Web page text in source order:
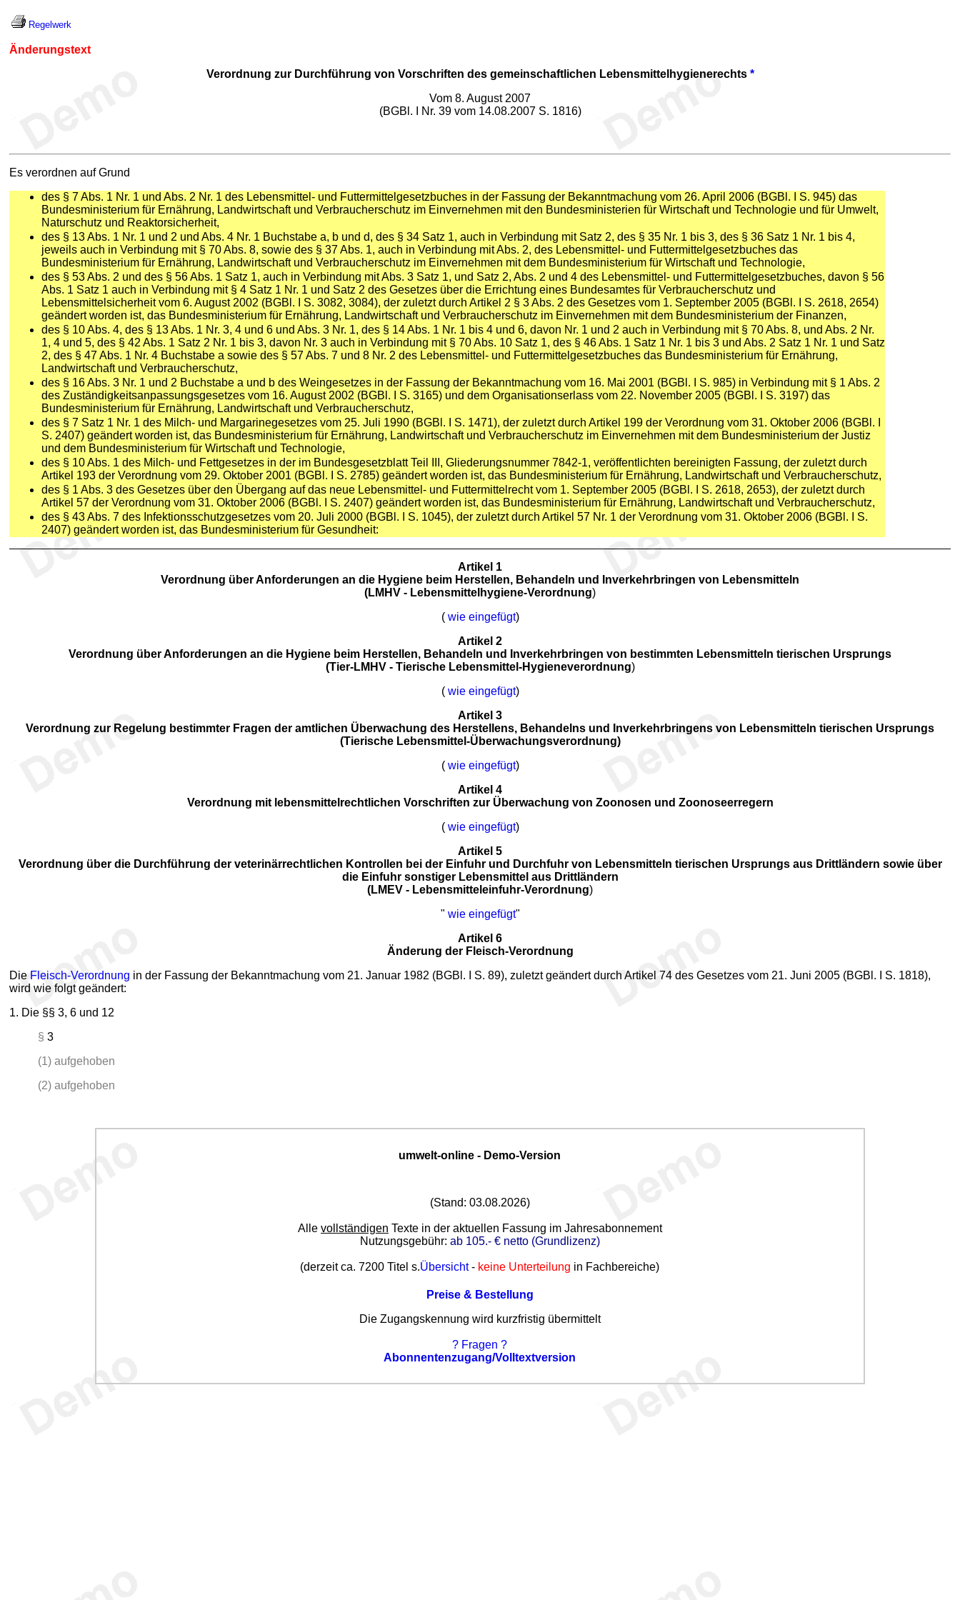
Regelwerk
Änderungstext
Verordnung zur Durchführung von Vorschriften des gemeinschaftlichen Lebensmittelhygienerechts *
Vom 8. August 2007
(BGBl. I Nr. 39 vom 14.08.2007 S. 1816)
Es verordnen auf Grund
des § 7 Abs. 1 Nr. 1 und Abs. 2 Nr. 1 des Lebensmittel- und Futtermittelgesetzbuches in der Fassung der Bekanntmachung vom 26. April 2006 (BGBl. I S. 945) das
Bundesministerium für Ernährung, Landwirtschaft und Verbraucherschutz im Einvernehmen mit den Bundesministerien für Wirtschaft und Technologie und für Umwelt,
Naturschutz und Reaktorsicherheit,
des § 13 Abs. 1 Nr. 1 und 2 und Abs. 4 Nr. 1 Buchstabe a, b und d, des § 34 Satz 1, auch in Verbindung mit Satz 2, des § 35 Nr. 1 bis 3, des § 36 Satz 1 Nr. 1 bis 4,
jeweils auch in Verbindung mit § 70 Abs. 8, sowie des § 37 Abs. 1, auch in Verbindung mit Abs. 2, des Lebensmittel- und Futtermittelgesetzbuches das
Bundesministerium für Ernährung, Landwirtschaft und Verbraucherschutz im Einvernehmen mit dem Bundesministerium für Wirtschaft und Technologie,
des § 53 Abs. 2 und des § 56 Abs. 1 Satz 1, auch in Verbindung mit Abs. 3 Satz 1, und Satz 2, Abs. 2 und 4 des Lebensmittel- und Futtermittelgesetzbuches, davon § 56
Abs. 1 Satz 1 auch in Verbindung mit § 4 Satz 1 Nr. 1 und Satz 2 des Gesetzes über die Errichtung eines Bundesamtes für Verbraucherschutz und
Lebensmittelsicherheit vom 6. August 2002 (BGBl. I S. 3082, 3084), der zuletzt durch Artikel 2 § 3 Abs. 2 des Gesetzes vom 1. September 2005 (BGBl. I S. 2618, 2654)
geändert worden ist, das Bundesministerium für Ernährung, Landwirtschaft und Verbraucherschutz im Einvernehmen mit dem Bundesministerium der Finanzen,
des § 10 Abs. 4, des § 13 Abs. 1 Nr. 3, 4 und 6 und Abs. 3 Nr. 1, des § 14 Abs. 1 Nr. 1 bis 4 und 6, davon Nr. 1 und 2 auch in Verbindung mit § 70 Abs. 8, und Abs. 2 Nr.
1, 4 und 5, des § 42 Abs. 1 Satz 2 Nr. 1 bis 3, davon Nr. 3 auch in Verbindung mit § 70 Abs. 10 Satz 1, des § 46 Abs. 1 Satz 1 Nr. 1 bis 3 und Abs. 2 Satz 1 Nr. 1 und Satz
2, des § 47 Abs. 1 Nr. 4 Buchstabe a sowie des § 57 Abs. 7 und 8 Nr. 2 des Lebensmittel- und Futtermittelgesetzbuches das Bundesministerium für Ernährung,
Landwirtschaft und Verbraucherschutz,
des § 16 Abs. 3 Nr. 1 und 2 Buchstabe a und b des Weingesetzes in der Fassung der Bekanntmachung vom 16. Mai 2001 (BGBl. I S. 985) in Verbindung mit § 1 Abs. 2
des Zuständigkeitsanpassungsgesetzes vom 16. August 2002 (BGBl. I S. 3165) und dem Organisationserlass vom 22. November 2005 (BGBl. I S. 3197) das
Bundesministerium für Ernährung, Landwirtschaft und Verbraucherschutz,
des § 7 Satz 1 Nr. 1 des Milch- und Margarinegesetzes vom 25. Juli 1990 (BGBl. I S. 1471), der zuletzt durch Artikel 199 der Verordnung vom 31. Oktober 2006 (BGBl. I
S. 2407) geändert worden ist, das Bundesministerium für Ernährung, Landwirtschaft und Verbraucherschutz im Einvernehmen mit dem Bundesministerium der Justiz
und dem Bundesministerium für Wirtschaft und Technologie,
des § 10 Abs. 1 des Milch- und Fettgesetzes in der im Bundesgesetzblatt Teil III, Gliederungsnummer 7842-1, veröffentlichten bereinigten Fassung, der zuletzt durch
Artikel 193 der Verordnung vom 29. Oktober 2001 (BGBl. I S. 2785) geändert worden ist, das Bundesministerium für Ernährung, Landwirtschaft und Verbraucherschutz,
des § 1 Abs. 3 des Gesetzes über den Übergang auf das neue Lebensmittel- und Futtermittelrecht vom 1. September 2005 (BGBl. I S. 2618, 2653), der zuletzt durch
Artikel 57 der Verordnung vom 31. Oktober 2006 (BGBl. I S. 2407) geändert worden ist, das Bundesministerium für Ernährung, Landwirtschaft und Verbraucherschutz,
des § 43 Abs. 7 des Infektionsschutzgesetzes vom 20. Juli 2000 (BGBl. I S. 1045), der zuletzt durch Artikel 57 Nr. 1 der Verordnung vom 31. Oktober 2006 (BGBl. I S.
2407) geändert worden ist, das Bundesministerium für Gesundheit:
Artikel 1
Verordnung über Anforderungen an die Hygiene beim Herstellen, Behandeln und Inverkehrbringen von Lebensmitteln
(LMHV - Lebensmittelhygiene-Verordnung)
( wie eingefügt)
Artikel 2
Verordnung über Anforderungen an die Hygiene beim Herstellen, Behandeln und Inverkehrbringen von bestimmten Lebensmitteln tierischen Ursprungs
(Tier-LMHV - Tierische Lebensmittel-Hygieneverordnung)
( wie eingefügt)
Artikel 3
Verordnung zur Regelung bestimmter Fragen der amtlichen Überwachung des Herstellens, Behandelns und Inverkehrbringens von Lebensmitteln tierischen Ursprungs
(Tierische Lebensmittel-Überwachungsverordnung)
( wie eingefügt)
Artikel 4
Verordnung mit lebensmittelrechtlichen Vorschriften zur Überwachung von Zoonosen und Zoonoseerregern
( wie eingefügt)
Artikel 5
Verordnung über die Durchführung der veterinärrechtlichen Kontrollen bei der Einfuhr und Durchfuhr von Lebensmitteln tierischen Ursprungs aus Drittländern sowie über
die Einfuhr sonstiger Lebensmittel aus Drittländern
(LMEV - Lebensmitteleinfuhr-Verordnung)
" wie eingefügt"
Artikel 6
Änderung der Fleisch-Verordnung
Die Fleisch-Verordnung in der Fassung der Bekanntmachung vom 21. Januar 1982 (BGBl. I S. 89), zuletzt geändert durch Artikel 74 des Gesetzes vom 21. Juni 2005 (BGBl. I S. 1818),
wird wie folgt geändert:
1. Die §§ 3, 6 und 12
§ 3
(1) aufgehoben
(2) aufgehoben
umwelt-online - Demo-Version
(Stand: 03.08.2026)
Alle vollständigen Texte in der aktuellen Fassung im Jahresabonnement
Nutzungsgebühr: ab 105.- € netto (Grundlizenz)
(derzeit ca. 7200 Titel s.Übersicht- keine Unterteilung in Fachbereiche)
Preise & Bestellung
Die Zugangskennung wird kurzfristig übermittelt
? Fragen ?
Abonnentenzugang/Volltextversion